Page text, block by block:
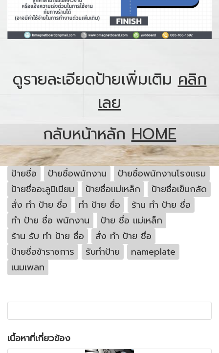
ดูรายละเอียดป้ายเพิ่มเติมคลิก
เลย
กลับหน้าหลักHOME
ป้ายชื่อ ป้ายชื่อพนักงาน
ป้ายชื่อพนักงานโรงแรม
ป้ายชื่ออะลูมิเนียม
ป้ายชื่อแม่เหล็ก
ป้ายชื่อเข็มกลัด
สั่ง ทำ ป้าย ชื่อ
ทํา ป้าย ชื่อ
ร้าน ทํา ป้าย ชื่อ
ทํา ป้าย ชื่อ พนักงาน
ป้าย ชื่อ แม่เหล็ก
ร้าน รับ ทํา ป้าย ชื่อ
สั่ง ทํา ป้าย ชื่อ
ป้ายชื่อข้าราชการ
รับทำป้าย
nameplate
เนมเพลท
เนื้อหาที่เกี่ยวข้อง